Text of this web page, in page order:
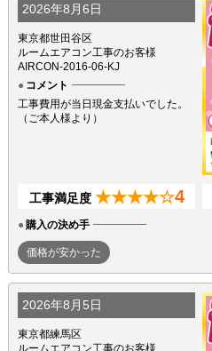
2026年8月6日
東京都世田谷区
ルームエアコン工事のお客様
AIRCON-2016-06-KJ
コメント
工事費用が当日現金支払いでした。
（ご本人様より）
工事満足度 ★★★★☆4
購入の決め手
価格が安かった
2026年8月5日
東京都練馬区
ルームエアコン工事のお客様